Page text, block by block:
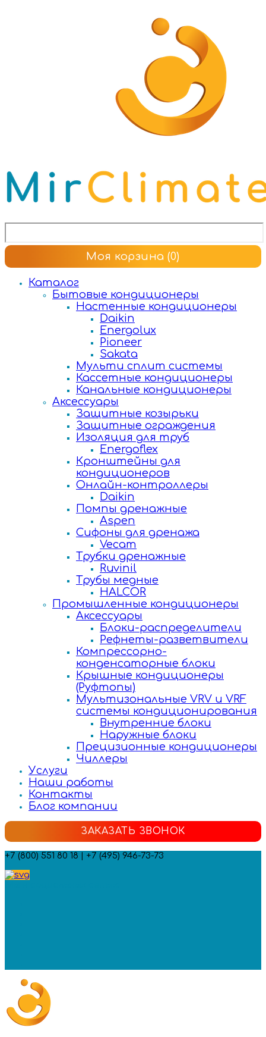
Моя корзина (0)
Каталог
Бытовые кондиционеры
Настенные кондиционеры
Daikin
Energolux
Pioneer
Sakata
Мульти сплит системы
Кассетные кондиционеры
Канальные кондиционеры
Аксессуары
Защитные козырьки
Защитные ограждения
Изоляция для труб
Energoflex
Кронштейны для
кондиционеров
Онлайн-контроллеры
Daikin
Помпы дренажные
Aspen
Сифоны для дренажа
Vecam
Трубки дренажные
Ruvinil
Трубы медные
HALCOR
Промышленные кондиционеры
Аксессуары
Блоки-распределители
Рефнеты-разветвители
Компрессорно-
конденсаторные блоки
Крышные кондиционеры
(Руфтопы)
Мультизональные VRV и VRF
системы кондиционирования
Внутренние блоки
Наружные блоки
Прецизионные кондиционеры
Чиллеры
Услуги
Наши работы
Контакты
Блог компании
ЗАКАЗАТЬ ЗВОНОК
+7 (800) 551 80 18 | +7 (495) 946-73-73